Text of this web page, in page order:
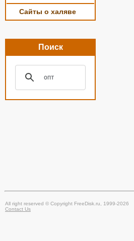
Сайты о халяве
Поиск
All right reserved © Copyright FreeDisk.ru, 1999-2026
Contact Us